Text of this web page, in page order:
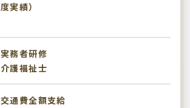
度実績）
実務者研修
介護福祉士
交通費全額支給